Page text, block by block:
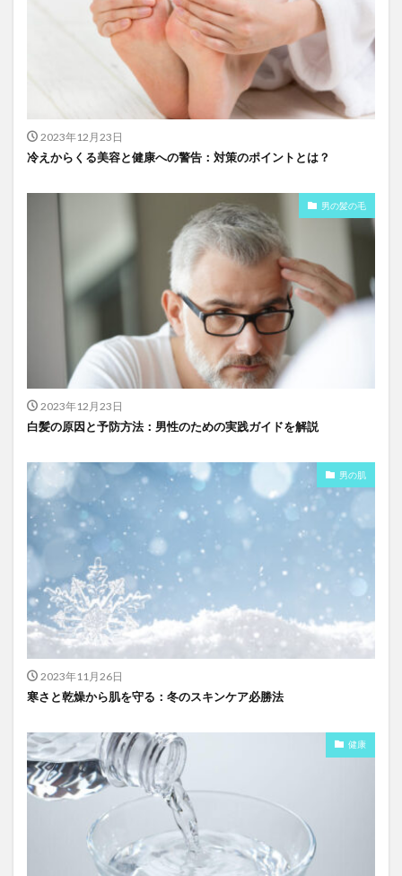
2023年12月23日
冷えからくる美容と健康への警告：対策のポイントとは？
男の髪の毛
2023年12月23日
白髪の原因と予防方法：男性のための実践ガイドを解説
男の肌
2023年11月26日
寒さと乾燥から肌を守る：冬のスキンケア必勝法
健康